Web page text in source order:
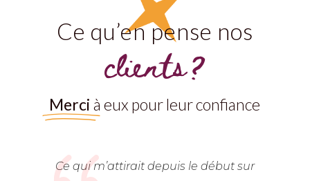
Ce qu’en pense nos
clients?
Merci à eux pour leur confiance
Ce qui m’attirait depuis le début sur